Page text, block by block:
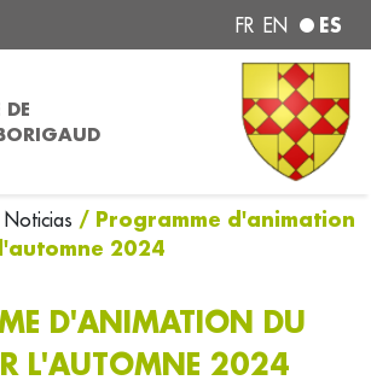
FR EN ES
/ Programme d'animation
2024
D'ANIMATION DU
L'AUTOMNE 2024